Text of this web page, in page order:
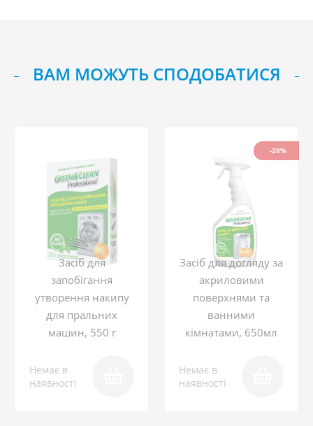
ВАМ МОЖУТЬ СПОДОБАТИСЯ
Засіб для
запобігання
утворення накипу
для пральних
машин, 550 г
Немає в
наявності
-20%
Засіб для догляду за
акриловими
поверхнями та
ванними
кімнатами, 650мл
Немає в
наявності